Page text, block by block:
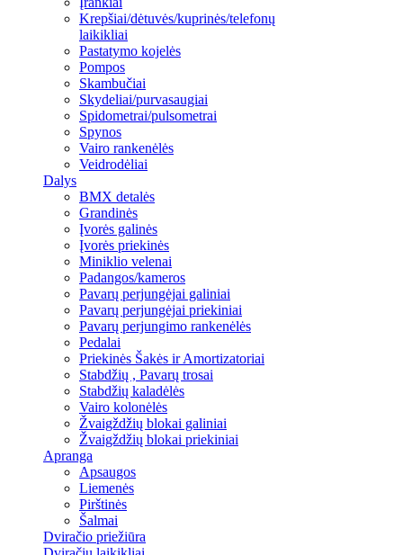
Krepšiai/dėtuvės/kuprinės/telefonų
laikikliai
Pastatymo kojelės
Pompos
Skambučiai
Skydeliai/purvasaugiai
Spidometrai/pulsometrai
Spynos
Vairo rankenėlės
Veidrodėliai
Dalys
BMX detalės
Grandinės
Įvorės galinės
Įvorės priekinės
Miniklio velenai
Padangos/kameros
Pavarų perjungėjai galiniai
Pavarų perjungėjai priekiniai
Pavarų perjungimo rankenėlės
Pedalai
Priekinės Šakės ir Amortizatoriai
Stabdžių , Pavarų trosai
Stabdžių kaladėlės
Vairo kolonėlės
Žvaigždžių blokai galiniai
Žvaigždžių blokai priekiniai
Apranga
Apsaugos
Liemenės
Pirštinės
Šalmai
Dviračio priežiūra